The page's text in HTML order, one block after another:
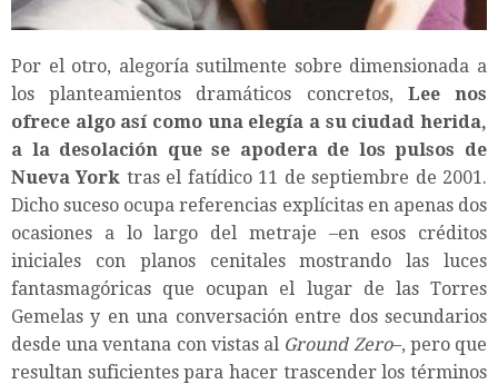
Por el otro, alegoría sutilmente sobre dimensionada a
los planteamientos dramáticos concretos, Lee nos
ofrece algo así como una elegía a su ciudad herida,
a la desolación que se apodera de los pulsos de
Nueva York tras el fatídico 11 de septiembre de 2001.
Dicho suceso ocupa referencias explícitas en apenas dos
ocasiones a lo largo del metraje –en esos créditos
iniciales con planos cenitales mostrando las luces
fantasmagóricas que ocupan el lugar de las Torres
Gemelas y en una conversación entre dos secundarios
desde una ventana con vistas al Ground Zero–, pero que
resultan suficientes para hacer trascender los términos